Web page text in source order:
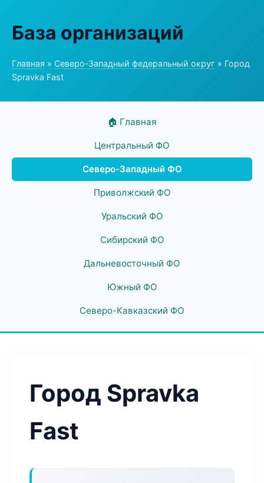
База организаций
Главная » Северо-Западный федеральный округ » Город
Spravka Fast
🏠 Главная
Центральный ФО
Северо-Западный ФО
Приволжский ФО
Уральский ФО
Сибирский ФО
Дальневосточный ФО
Южный ФО
Северо-Кавказский ФО
Город Spravka
Fast